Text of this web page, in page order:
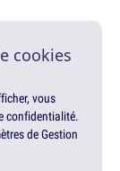
cookies
vous
confidentialité.
de Gestion